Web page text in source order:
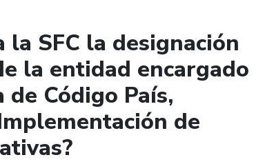
SFC la designación
la entidad encargado
Código País,
de